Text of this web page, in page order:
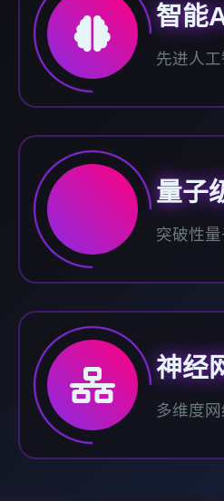
智能
先进人
量子
突破性
神经
多维度